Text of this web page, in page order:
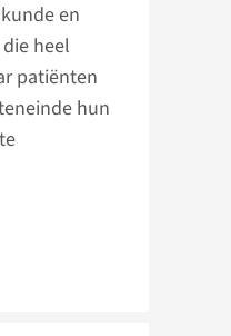
en
heel
patiënten
hun